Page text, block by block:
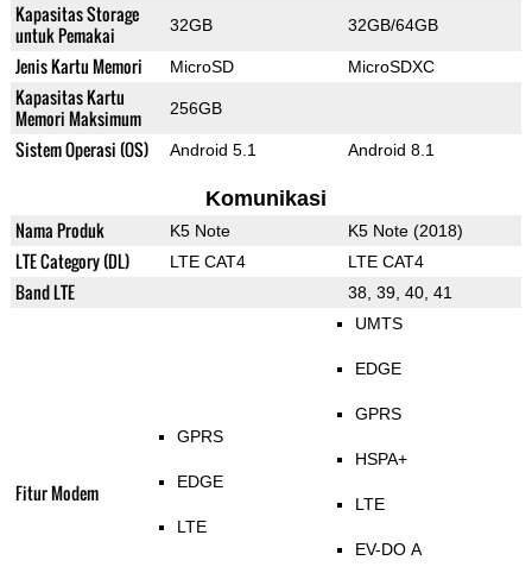
Kapasitas Storage
untuk Pemakai
32GB 32GB/64GB
Jenis Kartu Memori MicroSD MicroSDXC
Kapasitas Kartu
Memori Maksimum
256GB
Sistem Operasi (OS) Android 5.1 Android 8.1
Komunikasi
Nama Produk K5 Note K5 Note (2018)
LTE Category (DL) LTE CAT4 LTE CAT4
Band LTE 38, 39, 40, 41
Fitur Modem
GPRS
EDGE
LTE
UMTS
EDGE
GPRS
HSPA+
LTE
EV-DO A